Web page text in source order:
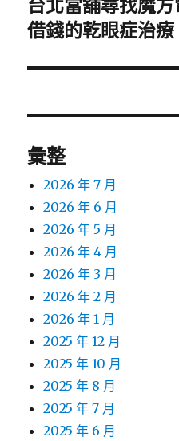
下
一
文
台北當舖尋找魔
借錢的乾眼症治療
彙整
2026 年 7 月
2026 年 6 月
2026 年 5 月
2026 年 4 月
2026 年 3 月
2026 年 2 月
2026 年 1 月
2025 年 12 月
2025 年 10 月
2025 年 8 月
2025 年 7 月
2025 年 6 月